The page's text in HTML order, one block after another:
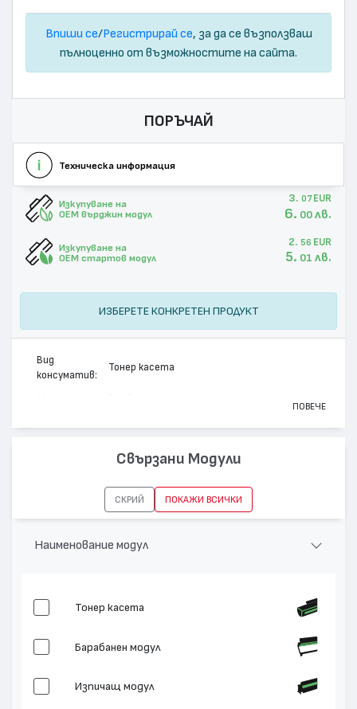
Впиши се/Регистрирай се, за да се възползваш
пълноценно от възможностите на сайта.
ПОРЪЧАЙ
Техническа информация
Изкупуване на
OEM върджин модул
3. 07 EUR
6. 00 лв.
Изкупуване на
OEM стартов модул
2. 56 EUR
5. 01 лв.
ИЗБЕРЕТЕ КОНКРЕТЕН ПРОДУКТ
Вид
консуматив:
Тонер касета
HL-L2402, HL-L2442, HL-L2460, DCP-L2600,
MFC-L2922, MFC-L2862, MFC-L2802, DCP-
L2640, DCP-L2622
ПОВЕЧЕ
Свързани Модули
СКРИЙ ПОКАЖИ ВСИЧКИ
Наименование модул
Тонер касета
Барабанен модул
Изпичащ модул